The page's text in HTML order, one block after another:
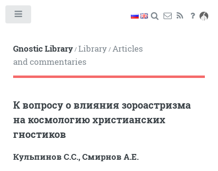
Gnostic Library/Library/Articles
and commentaries
К вопросу о влияния зороастризма
на космологию христианских
гностиков
Кульпинов С.С.,Смирнов А.Е.